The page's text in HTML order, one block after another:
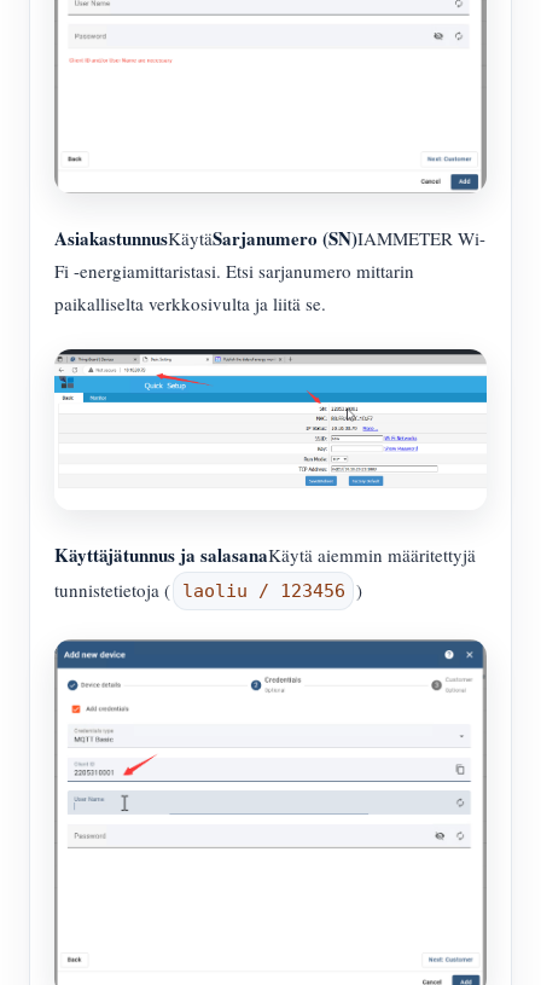
AsiakastunnusKäytäSarjanumero (SN)IAMMETER Wi-
Fi -energiamittaristasi. Etsi sarjanumero mittarin
paikalliselta verkkosivulta ja liitä se.
Käyttäjätunnus ja salasanaKäytä aiemmin määritettyjä
tunnistetietoja (
laoliu / 123456 )